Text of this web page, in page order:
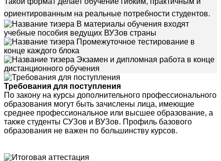
ориентированным на реальные потребности студентов.
В материалы обучения входят
учебные пособия ведущих ВУЗов страны
Промежуточное тестирование в
конце каждого блока
Экзамен и дипломная работа в конце
дистанционного обучения
Требования для поступления
По закону на курсы дополнительного профессионального
образования могут быть зачислены лица, имеющие
среднее профессиональное или высшее образование, а
также студенты СУЗов и ВУЗов. Профиль базового
образования не важен по большинству курсов.